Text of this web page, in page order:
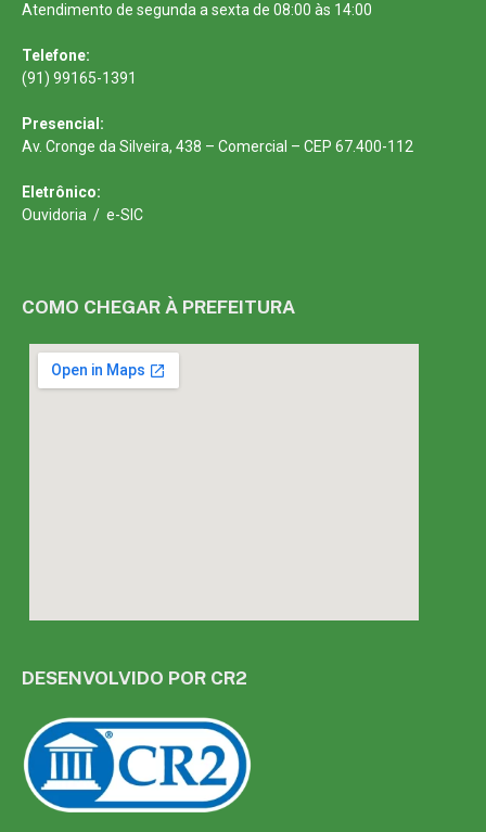
Atendimento de segunda a sexta de 08:00 às 14:00
Telefone:
(91) 99165-1391
Presencial:
Av. Cronge da Silveira, 438 – Comercial – CEP 67.400-112
Eletrônico:
Ouvidoria / e-SIC
COMO CHEGAR À PREFEITURA
DESENVOLVIDO POR CR2